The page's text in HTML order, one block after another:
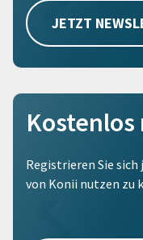
JETZT
Registrieren Sie
von Konii nutzen zu